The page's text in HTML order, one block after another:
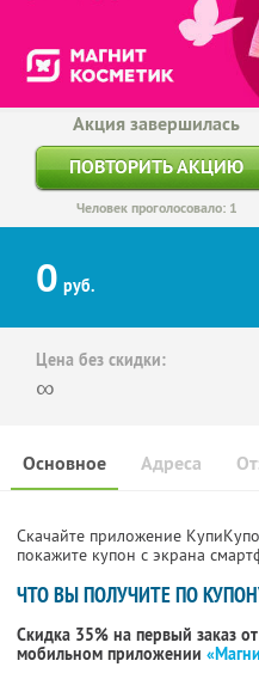
Акция завершилась
ПОВТОРИТЬ АКЦИЮ
Человек проголосовало: 1
0 руб.
Цена без скидки:
∞
Основное Адреса
Скачайте приложение
покажите купон с экрана
ЧТО ВЫ ПОЛУЧИТЕ ПО
Скидка 35% на первый заказ
мобильном приложении